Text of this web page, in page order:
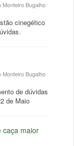
Monteiro Bugalho
cinegético
Monteiro Bugalho
de dúvidas
de Maio
caça maior